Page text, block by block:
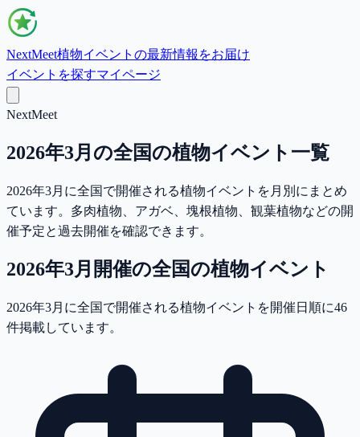
NextMeet植物イベントの最新情報をお届け
イベントを探すマイページ
NextMeet
2026年3月の全国の植物イベント一覧
2026年3月に全国で開催される植物イベントを月別にまとめ
ています。多肉植物、アガベ、塊根植物、観葉植物などの開
催予定と過去開催を確認できます。
2026年3月 開催の全国の植物イベント
2026年3月に全国で開催される植物イベントを開催日順に46
件掲載しています。